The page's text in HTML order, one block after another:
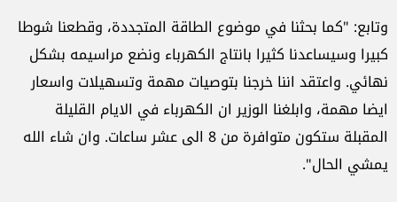
وتابع: "كما بحثنا في موضوع الطاقة المتجددة، وقطعنا شوطا
كبيرا وسيساعدنا كثيرا بانتاج الكهرباء ونضع مراسيمه بشكل
نهائي. واعتقد اننا خرجنا بتوصيات مهمة وتسهيلات واسعار
ايضا مهمة، وابلغنا الوزير ان الكهرباء في الايام القليلة
المقبلة ستكون متوافرة من 8 الى عشر ساعات. وان شاء الله
يمشي الحال".